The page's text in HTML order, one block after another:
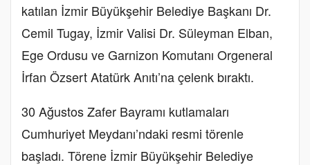
katılan İzmir Büyükşehir Belediye Başkanı Dr.
Cemil Tugay, İzmir Valisi Dr. Süleyman Elban,
Ege Ordusu ve Garnizon Komutanı Orgeneral
İrfan Özsert Atatürk Anıtı’na çelenk bıraktı.
30 Ağustos Zafer Bayramı kutlamaları
Cumhuriyet Meydanı’ndaki resmi törenle
başladı. Törene İzmir Büyükşehir Belediye